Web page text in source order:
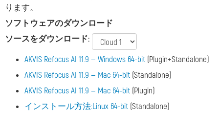
ります。
ソフトウェアのダウンロード
ソースをダウンロード:
AKVIS Refocus AI 11.9 — Windows 64-bit (Plugin+Standalone)
AKVIS Refocus AI 11.9 — Mac 64-bit (Standalone)
AKVIS Refocus AI 11.9 — Mac 64-bit (Plugin)
インストール方法:Linux 64-bit (Standalone)